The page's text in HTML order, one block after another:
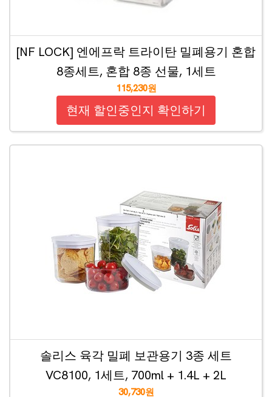
[NF LOCK] 엔에프락 트라이탄 밀폐용기 혼합
8종세트, 혼합 8종 선물, 1세트
115,230원
현재 할인중인지 확인하기
솔리스 육각 밀폐 보관용기 3종 세트
VC8100, 1세트, 700ml + 1.4L + 2L
30,730원